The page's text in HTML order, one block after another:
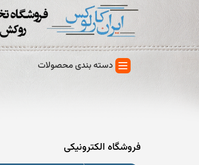
دسته بندی محصولات
فروشگاه الکترونیکی